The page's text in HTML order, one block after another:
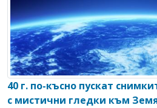
40 г. по-късно пускат
с мистични гледки към